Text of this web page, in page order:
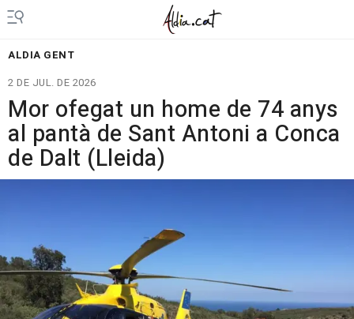
ALDIA GENT
2 DE JUL. DE 2026
Mor ofegat un home de 74 anys
al pantà de Sant Antoni a Conca
de Dalt (Lleida)